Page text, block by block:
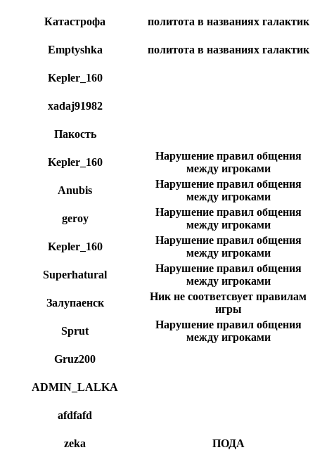
Катастрофа политота в названиях галактик
Emptyshka политота в названиях галактик
Kepler_160
xadaj91982
Пакость
Kepler_160
Нарушение правил общения
между игроками
Anubis
Нарушение правил общения
между игроками
geroy
Нарушение правил общения
между игроками
Kepler_160
Нарушение правил общения
между игроками
Superhatural
Нарушение правил общения
между игроками
Залупаенск
Ник не соответсвует правилам
игры
Sprut
Нарушение правил общения
между игроками
Gruz200
ADMIN_LALKA
afdfafd
zeka ПОДА